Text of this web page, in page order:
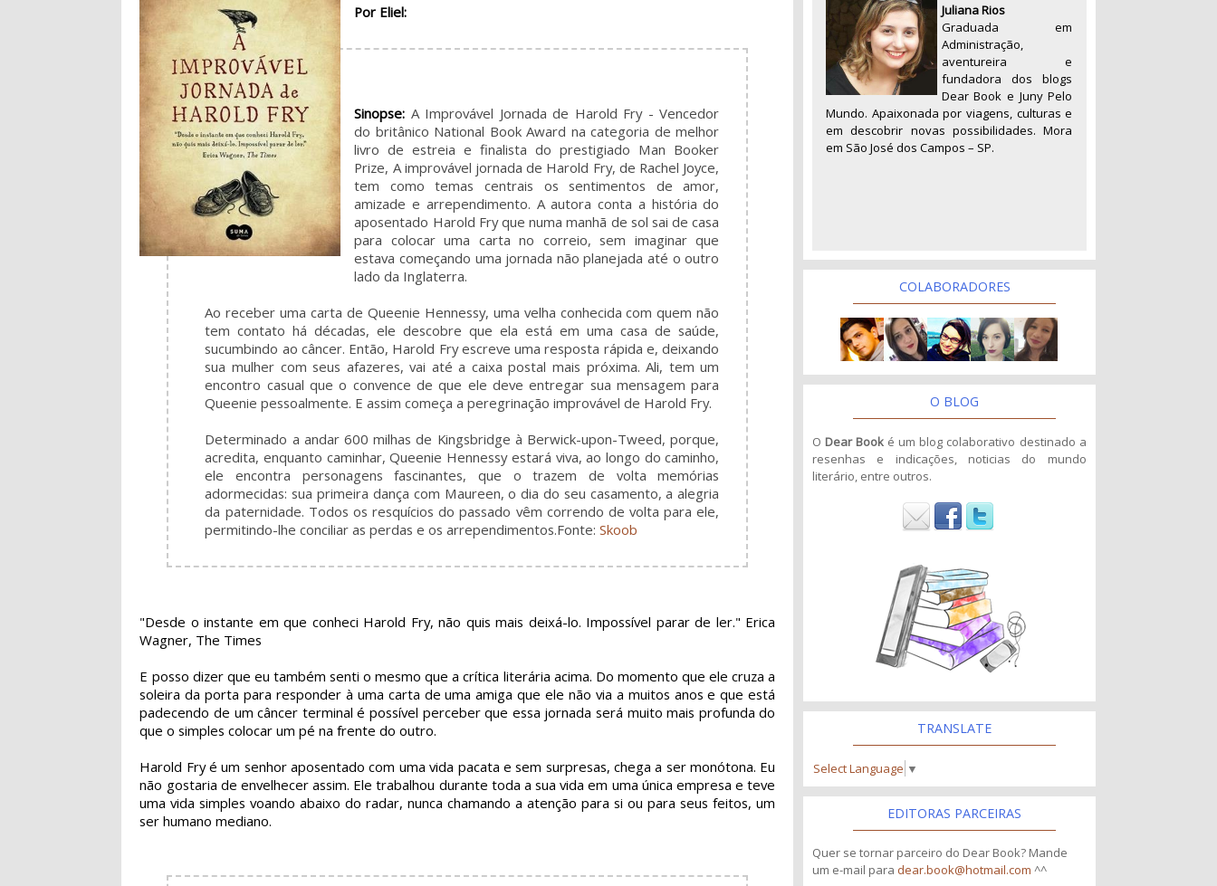
Por Eliel:
Sinopse: A Improvável Jornada de Harold Fry - Vencedor
do britânico National Book Award na categoria de melhor
livro de estreia e finalista do prestigiado Man Booker
Prize, A improvável jornada de Harold Fry, de Rachel Joyce,
tem como temas centrais os sentimentos de amor,
amizade e arrependimento. A autora conta a história do
aposentado Harold Fry que numa manhã de sol sai de casa
para colocar uma carta no correio, sem imaginar que
estava começando uma jornada não planejada até o outro
lado da Inglaterra.
Ao receber uma carta de Queenie Hennessy, uma velha conhecida com quem não
tem contato há décadas, ele descobre que ela está em uma casa de saúde,
sucumbindo ao câncer. Então, Harold Fry escreve uma resposta rápida e, deixando
sua mulher com seus afazeres, vai até a caixa postal mais próxima. Ali, tem um
encontro casual que o convence de que ele deve entregar sua mensagem para
Queenie pessoalmente. E assim começa a peregrinação improvável de Harold Fry.
Determinado a andar 600 milhas de Kingsbridge à Berwick-upon-Tweed, porque,
acredita, enquanto caminhar, Queenie Hennessy estará viva, ao longo do caminho,
ele encontra personagens fascinantes, que o trazem de volta memórias
adormecidas: sua primeira dança com Maureen, o dia do seu casamento, a alegria
da paternidade. Todos os resquícios do passado vêm correndo de volta para ele,
permitindo-lhe conciliar as perdas e os arrependimentos.Fonte:Skoob
"Desde o instante em que conheci Harold Fry, não quis mais deixá-lo. Impossível parar de ler." Erica
Wagner, The Times
E posso dizer que eu também senti o mesmo que a crítica literária acima. Do momento que ele cruza a
soleira da porta para responder à uma carta de uma amiga que ele não via a muitos anos e que está
padecendo de um câncer terminal é possível perceber que essa jornada será muito mais profunda do
que o simples colocar um pé na frente do outro.
Harold Fry é um senhor aposentado com uma vida pacata e sem surpresas, chega a ser monótona. Eu
não gostaria de envelhecer assim. Ele trabalhou durante toda a sua vida em uma única empresa e teve
uma vida simples voando abaixo do radar, nunca chamando a atenção para si ou para seus feitos, um
ser humano mediano.
Juliana Rios
Graduada em
Administração,
aventureira e
fundadora dos blogs
Dear Book e Juny Pelo
Mundo. Apaixonada por viagens, culturas e
em descobrir novas possibilidades. Mora
em São José dos Campos – SP.
COLABORADORES
O BLOG
O Dear Book é um blog colaborativo destinado a
resenhas e indicações, noticias do mundo
literário, entre outros.
TRANSLATE
Select Language ▼
EDITORAS PARCEIRAS
Quer se tornar parceiro do Dear Book? Mande
um e-mail para dear.book@hotmail.com ^^